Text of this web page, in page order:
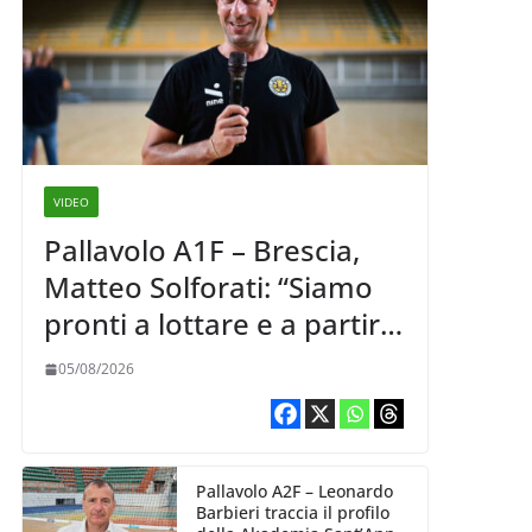
VIDEO
Pallavolo A1F – Brescia,
Matteo Solforati: “Siamo
pronti a lottare e a partire
carichi sin dal primo
05/08/2026
Pallavolo A2F – Leonardo
Barbieri traccia il profilo